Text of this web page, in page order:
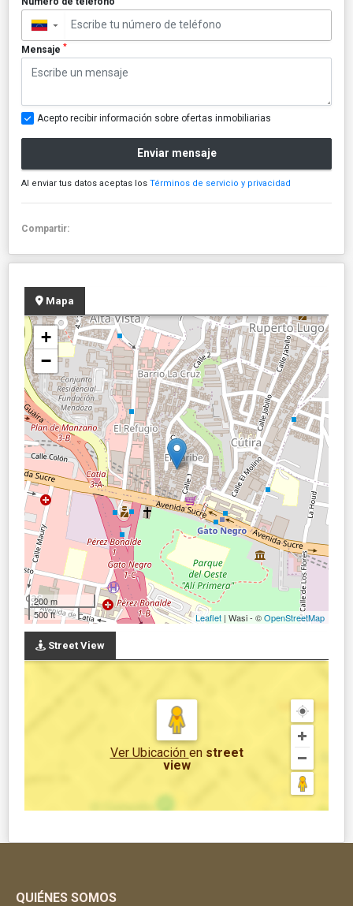
▼
Mensaje *
Acepto recibir información sobre ofertas inmobiliarias
Enviar mensaje
Al enviar tus datos aceptas los Términos de servicio y privacidad
Compartir:
Mapa
+
−
200 m
500 ft
Leaflet | Wasi - ©OpenStreetMap
Street View
Ver Ubicación en street
view
QUIÉNES SOMOS